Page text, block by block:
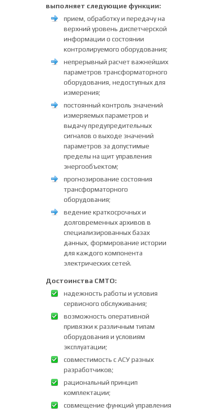
выполняет следующие функции:
прием, обработку и передачу на
верхний уровень диспетчерской
информации о состоянии
контролируемого оборудования;
непрерывный расчет важнейших
параметров трансформаторного
оборудования, недоступных для
измерения;
постоянный контроль значений
измеряемых параметров и
выдачу предупредительных
сигналов о выходе значений
параметров за допустимые
пределы на щит управления
энергообъектом;
прогнозирование состояния
трансформаторного
оборудования;
ведение краткосрочных и
долговременных архивов в
специализированных базах
данных, формирование истории
для каждого компонента
электрических сетей.
Достоинства СМТО:
надежность работы и условия
сервисного обслуживания;
возможность оперативной
привязки к различным типам
оборудования и условиям
эксплуатации;
совместимость с АСУ разных
разработчиков;
рациональный принцип
комплектации;
совмещение функций управления